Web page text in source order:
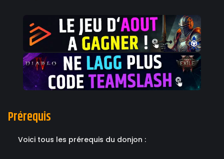
Prérequis
Voici tous les prérequis du donjon :